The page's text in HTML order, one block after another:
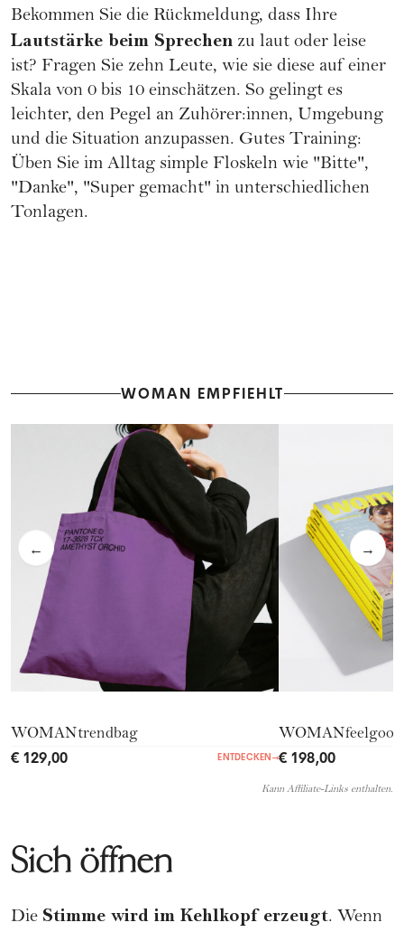
Bekommen Sie die Rückmeldung, dass Ihre
Lautstärke beim Sprechen zu laut oder leise
ist? Fragen Sie zehn Leute, wie sie diese auf einer
Skala von 0 bis 10 einschätzen. So gelingt es
leichter, den Pegel an Zuhörer:innen, Umgebung
und die Situation anzupassen. Gutes Training:
Üben Sie im Alltag simple Floskeln wie "Bitte",
"Danke", "Super gemacht" in unterschiedlichen
Tonlagen.
WOMAN EMPFIEHLT
← →
WOMANtrendbag
€ 129,00 ENTDECKEN →
WOMANfeelgood
€ 198,00
Kann Affiliate-Links enthalten.
Sich öffnen
Die Stimme wird im Kehlkopf erzeugt. Wenn